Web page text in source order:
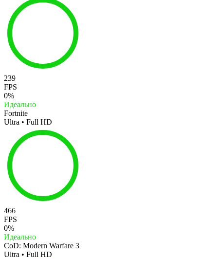
239
FPS
0%
Идеально
Fortnite
Ultra • Full HD
466
FPS
0%
Идеально
CoD: Modern Warfare 3
Ultra • Full HD